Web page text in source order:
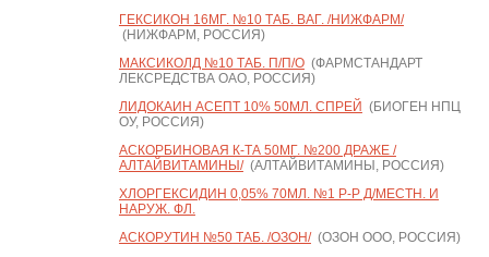
ГЕКСИКОН 16МГ. №10 ТАБ. ВАГ. /НИЖФАРМ/
(НИЖФАРМ, РОССИЯ)
МАКСИКОЛД №10 ТАБ. П/П/О(ФАРМСТАНДАРТ
ЛЕКСРЕДСТВА ОАО, РОССИЯ)
ЛИДОКАИН АСЕПТ 10% 50МЛ. СПРЕЙ (БИОГЕН НПЦ
ОУ, РОССИЯ)
АСКОРБИНОВАЯ К-ТА 50МГ. №200 ДРАЖЕ /
АЛТАЙВИТАМИНЫ/(АЛТАЙВИТАМИНЫ, РОССИЯ)
ХЛОРГЕКСИДИН 0,05% 70МЛ. №1 Р-Р Д/МЕСТН. И
НАРУЖ. ФЛ.
АСКОРУТИН №50 ТАБ. /ОЗОН/(ОЗОН ООО, РОССИЯ)